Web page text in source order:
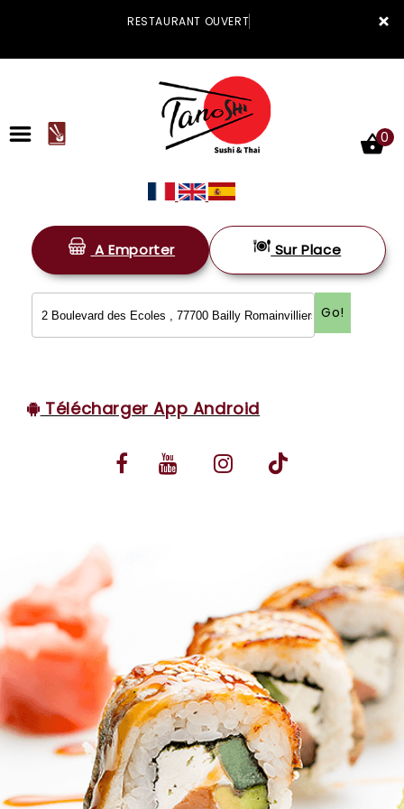
×
RESTAURANT OUVERT
ACCUEIL
LA CARTE
VOS AVIS
MENTIONS LÉGALES
0
A Emporter Sur Place
Go!
Télécharger App Android